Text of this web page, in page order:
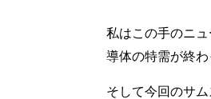
私はこの手のニ
導体の特需が終わ
そして今回のサ